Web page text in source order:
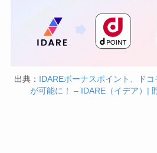
出典： IDAREボーナスポイント、ド
が可能に！ – IDARE（イデア）|